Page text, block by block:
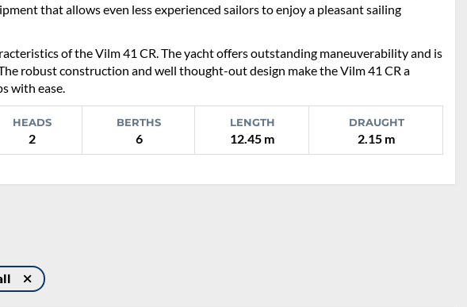
that allows even less experienced sailors to enjoy a pleasant sailing
of the Vilm 41 CR. The yacht offers outstanding maneuverability and is
robust construction and well thought-out design make the Vilm 41 CR a
with ease.
HEADS
2
BERTHS
6
LENGTH
12.45 m
DRAUGHT
2.15 m